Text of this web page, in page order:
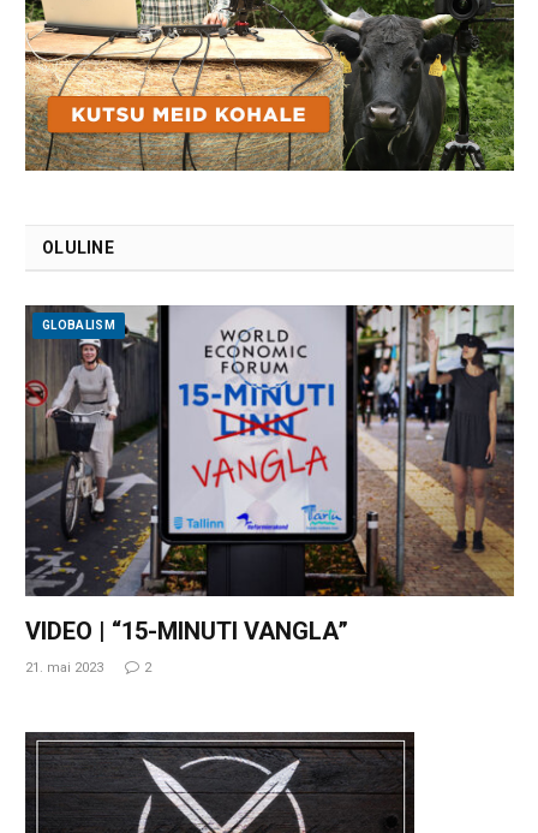
OLULINE
GLOBALISM
VIDEO | “15-MINUTI VANGLA”
21. mai 2023 2